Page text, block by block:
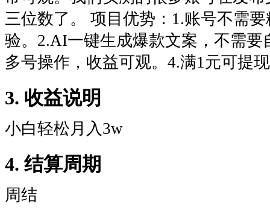
三位数了。 项目优势：1.账号不需
验。2.AI一键生成爆款文案，不需要
多号操作，收益可观。4.满1元可提
3. 收益说明
小白轻松月入3w
4. 结算周期
周结